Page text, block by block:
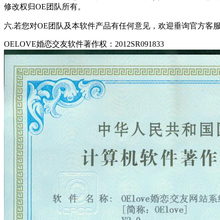
修改权归OE团队所有。
六.若您对OE团队及本软件产品有任何意见，欢迎垂询官方客
OELOVE婚恋交友软件著作权：2012SR091833